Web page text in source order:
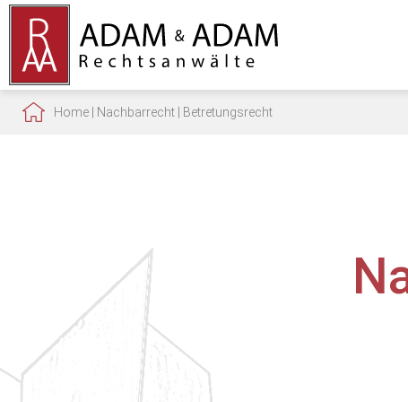
Home Nachbarrecht Betretungsrecht